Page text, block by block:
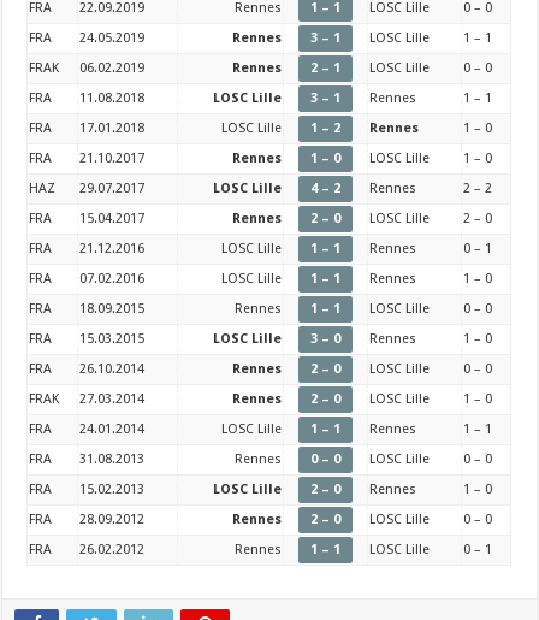
FRA 22.09.2019 Rennes 1 – 1 LOSC Lille
0 – 0
FRA
24.05.2019 Rennes 3 – 1 LOSC Lille
1 – 1
FRAK
06.02.2019 Rennes 2 – 1 LOSC Lille
0 – 0
FRA
11.08.2018 LOSC Lille 3 – 1 Rennes
1 – 1
FRA
17.01.2018 LOSC Lille 1 – 2 Rennes
1 – 0
FRA
21.10.2017 Rennes 1 – 0 LOSC Lille
1 – 0
HAZ
29.07.2017 LOSC Lille 4 – 2 Rennes
2 – 2
FRA
15.04.2017 Rennes 2 – 0 LOSC Lille
2 – 0
FRA
21.12.2016 LOSC Lille 1 – 1 Rennes
0 – 1
FRA
07.02.2016 LOSC Lille 1 – 1 Rennes
1 – 0
FRA
18.09.2015 Rennes 1 – 1 LOSC Lille
0 – 0
FRA
15.03.2015 LOSC Lille 3 – 0 Rennes
1 – 0
FRA
26.10.2014 Rennes 2 – 0 LOSC Lille
0 – 0
FRAK
27.03.2014 Rennes 2 – 0 LOSC Lille
1 – 0
FRA
24.01.2014 LOSC Lille 1 – 1 Rennes
1 – 1
FRA
31.08.2013 Rennes 0 – 0 LOSC Lille
0 – 0
FRA
15.02.2013 LOSC Lille 2 – 0 Rennes
1 – 0
FRA
28.09.2012 Rennes 2 – 0 LOSC Lille
0 – 0
FRA
26.02.2012 Rennes 1 – 1 LOSC Lille 0 – 1